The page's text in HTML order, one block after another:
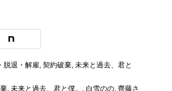
脱退・解雇, 契約破棄, 未来と過去、君と
, 未来と過去、君と僕。 白雪のの, 齊藤さ